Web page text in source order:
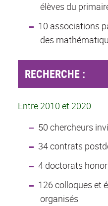
élèves du
10 associations
des
RECHERCHE :
Entre 2010 et 2020
50 chercheurs
34 contrats
4 doctorats
126 colloques et
organisés